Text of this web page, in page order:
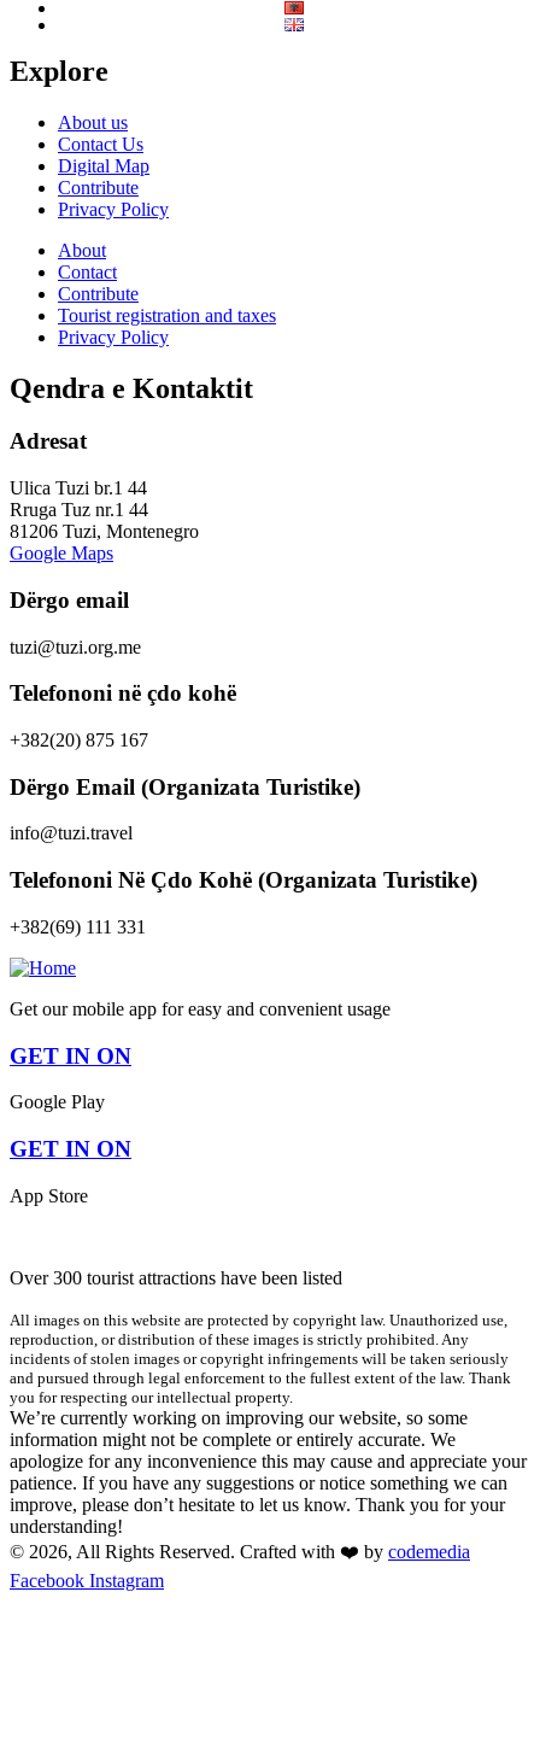
Explore
About us
Contact Us
Digital Map
Contribute
Privacy Policy
About
Contact
Contribute
Tourist registration and taxes
Privacy Policy
Qendra e Kontaktit
Adresat
Ulica Tuzi br.1 44
Rruga Tuz nr.1 44
81206 Tuzi, Montenegro
Google Maps
Dërgo email
tuzi@tuzi.org.me
Telefononi në çdo kohë
+382(20) 875 167
Dërgo Email (Organizata Turistike)
info@tuzi.travel
Telefononi Në Çdo Kohë (Organizata Turistike)
+382(69) 111 331
Get our mobile app for easy and convenient usage
GET IN ON
Google Play
GET IN ON
App Store
Over 300 tourist attractions have been listed
All images on this website are protected by copyright law. Unauthorized use,
reproduction, or distribution of these images is strictly prohibited. Any
incidents of stolen images or copyright infringements will be taken seriously
and pursued through legal enforcement to the fullest extent of the law. Thank
you for respecting our intellectual property.
We’re currently working on improving our website, so some
information might not be complete or entirely accurate. We
apologize for any inconvenience this may cause and appreciate your
patience. If you have any suggestions or notice something we can
improve, please don’t hesitate to let us know. Thank you for your
understanding!
© 2026, All Rights Reserved. Crafted with ❤️ by codemedia
Facebook Instagram